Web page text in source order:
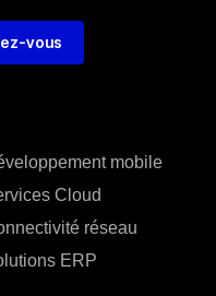
mobile
Cloud
réseau
ERP
vous